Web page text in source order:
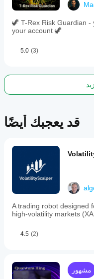
🦖 T-Rex Risk Guardian
your account 🦖
5.0 (3)
قد يعجبك أيضًا
A trading robot designed
high-volatility markets
4.5 (2)
مشهور